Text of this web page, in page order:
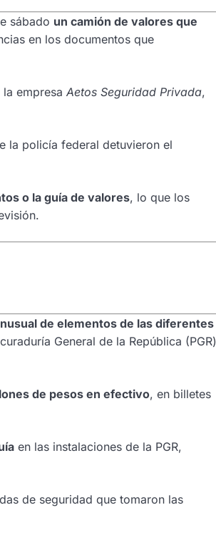
sábado un camión de valores que
en los documentos que
empresa Aetos Seguridad Privada,
la policía federal detuvieron el
o la guía de valores, lo que los
de elementos de las diferentes
General de la República (PGR)
de pesos en efectivo, en billetes
en las instalaciones de la PGR,
de seguridad que tomaron las